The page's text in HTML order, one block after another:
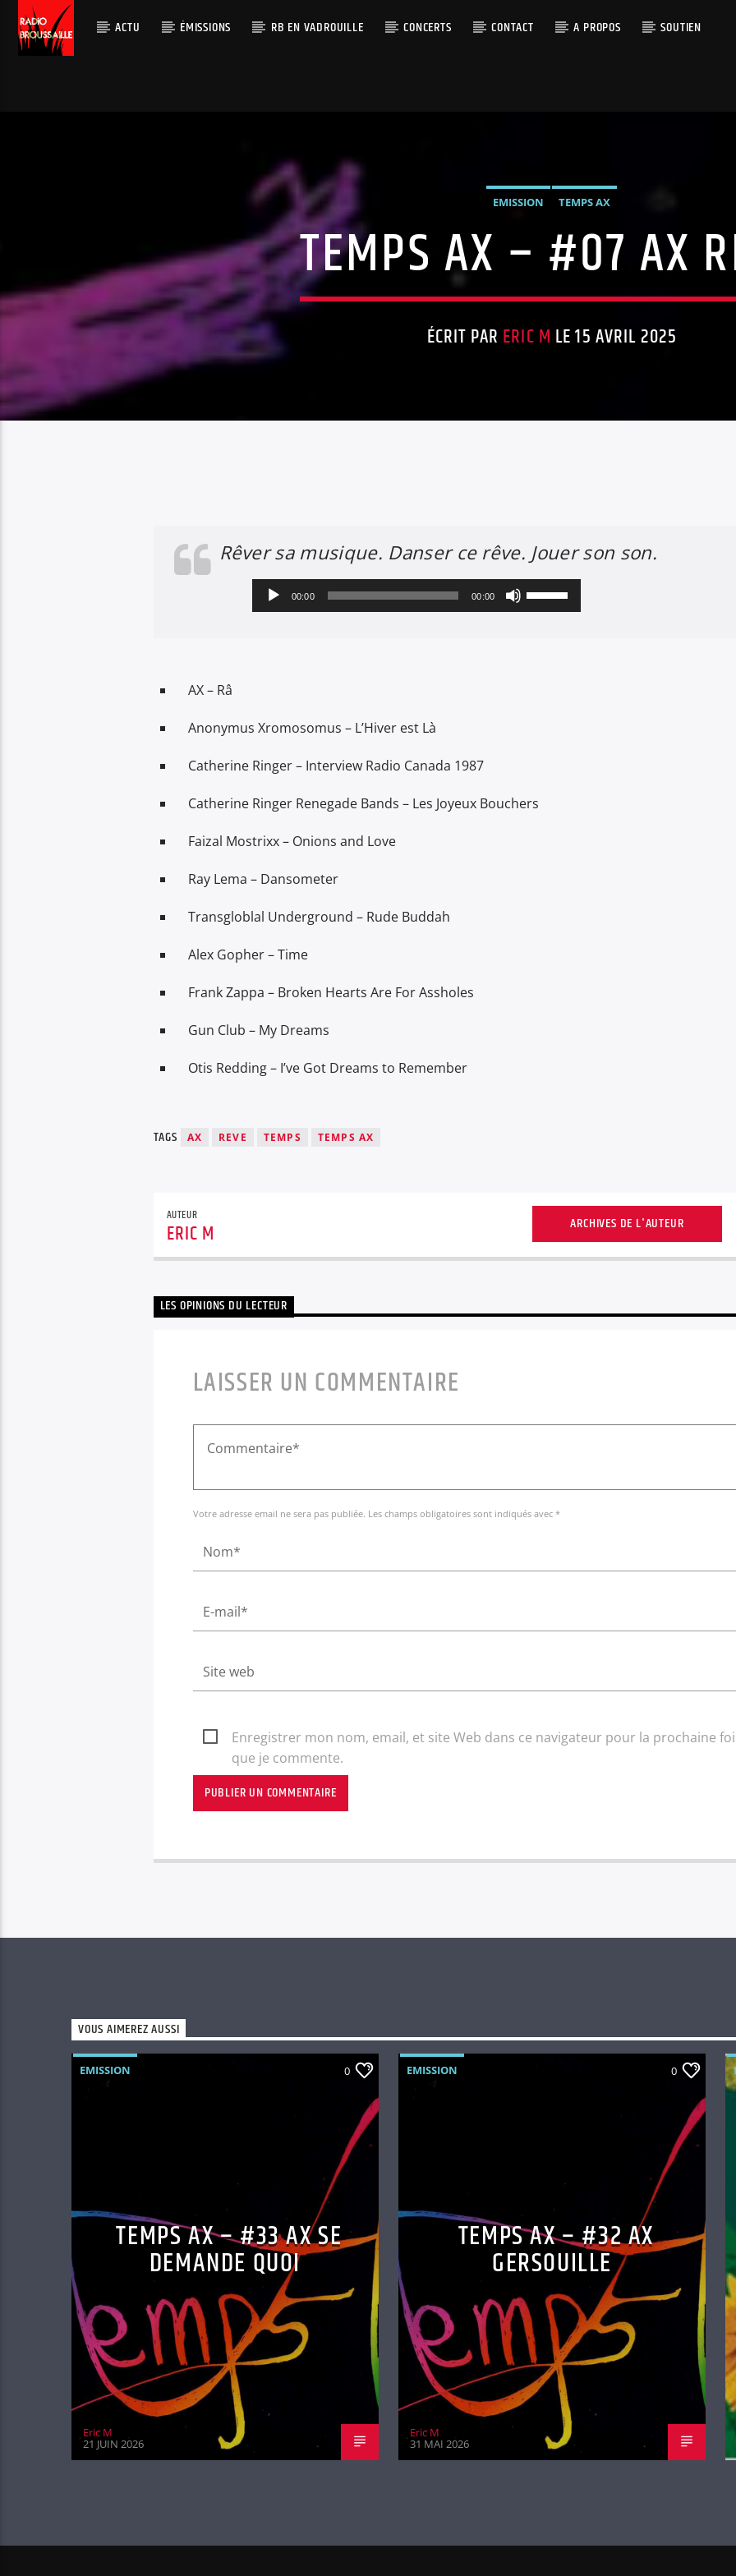
ACTU ÉMISSIONS RB EN VADROUILLE CONCERTS CONTACT A PROPOS SOUTIEN
EMISSION TEMPS AX
TEMPS AX – #07 AX
ÉCRIT PAR ERIC M LE 15 AVRIL 2025
Rêver sa musique. Danser ce rêve. Jouer son son.
Lecteur
audio
00:00 00:00
Utilisez
les
volume.
AX – Râ
Anonymus Xromosomus – L’Hiver est Là
Catherine Ringer – Interview Radio Canada 1987
Catherine Ringer Renegade Bands – Les Joyeux Bouchers
Faizal Mostrixx – Onions and Love
Ray Lema – Dansometer
Transgloblal Underground – Rude Buddah
Alex Gopher – Time
Frank Zappa – Broken Hearts Are For Assholes
Gun Club – My Dreams
Otis Redding – I’ve Got Dreams to Remember
TAGS AX REVE TEMPS TEMPS AX
AUTEUR
ERIC M ARCHIVES DE L'AUTEUR
LES OPINIONS DU LECTEUR
LAISSER UN COMMENTAIRE
Votre adresse email ne sera pas publiée. Les champs obligatoires sont indiqués avec *
Enregistrer mon nom, email, et site Web dans ce navigateur pour la prochaine
que je commente.
VOUS AIMEREZ AUSSI
EMISSION 0
TEMPS AX – #33 AX SE
DEMANDE QUOI
Eric M
21 JUIN 2026
EMISSION 0
TEMPS AX – #32 AX
GERSOUILLE
Eric M
31 MAI 2026